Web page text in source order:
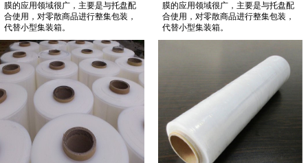
膜的应用领域很广，主要是与托盘配
合使用，对零散商品进行整集包装，
代替小型集装箱。
膜的应用领域很广，主要是与托盘配
合使用，对零散商品进行整集包装，
代替小型集装箱。